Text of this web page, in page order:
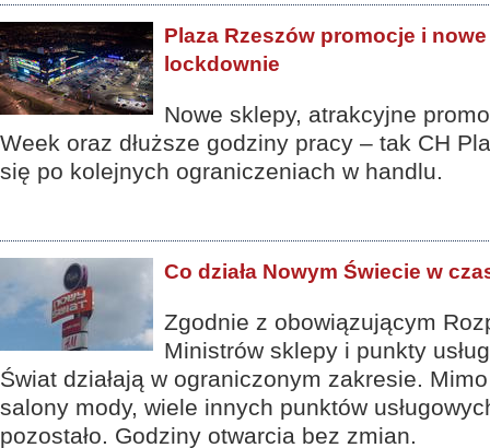
Plaza Rzeszów promocje i
lockdownie
Nowe sklepy, atrakcyjne
Week oraz dłuższe godziny pracy – tak CH
się po kolejnych ograniczeniach w handlu.
Co działa Nowym Świecie w
Zgodnie z obowiązującym
Ministrów sklepy i punkty
Świat działają w ograniczonym zakresie.
salony mody, wiele innych punktów
pozostało. Godziny otwarcia bez zmian.